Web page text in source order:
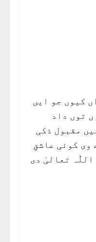
کیوں جو ایں
ذوق لوگاں توں داد
مقبول ذکی
وی کوئی عاشقِ
تعالیٰ دی